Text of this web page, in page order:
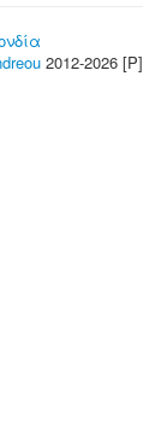
2012-2026 [P]